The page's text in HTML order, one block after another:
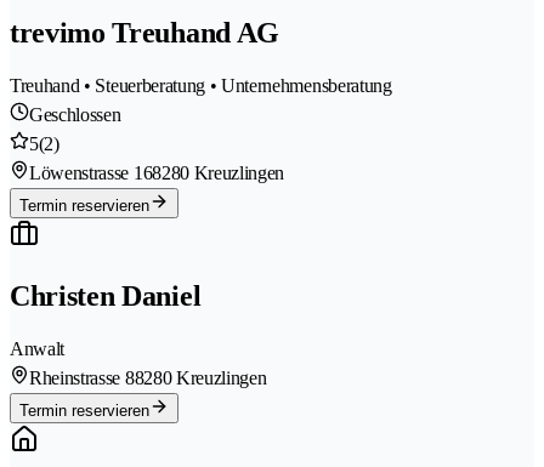
trevimo Treuhand AG
Treuhand • Steuerberatung • Unternehmensberatung
Geschlossen
5(2)
Löwenstrasse 168280 Kreuzlingen
Termin reservieren
Christen Daniel
Anwalt
Rheinstrasse 88280 Kreuzlingen
Termin reservieren